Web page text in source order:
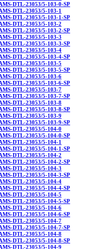
DTL-23053/5-103-0-SP
DTL-23053/5-103-1
DTL-23053/5-103-1-SP
DTL-23053/5-103-2
DTL-23053/5-103-2-SP
DTL-23053/5-103-3
DTL-23053/5-103-3-SP
DTL-23053/5-103-4
DTL-23053/5-103-4-SP
DTL-23053/5-103-5
DTL-23053/5-103-5-SP
DTL-23053/5-103-6
DTL-23053/5-103-6-SP
DTL-23053/5-103-7
DTL-23053/5-103-7-SP
DTL-23053/5-103-8
DTL-23053/5-103-8-SP
DTL-23053/5-103-9
DTL-23053/5-103-9-SP
DTL-23053/5-104-0
DTL-23053/5-104-0-SP
DTL-23053/5-104-1
DTL-23053/5-104-1-SP
DTL-23053/5-104-2
DTL-23053/5-104-2-SP
DTL-23053/5-104-3
DTL-23053/5-104-3-SP
DTL-23053/5-104-4
DTL-23053/5-104-4-SP
DTL-23053/5-104-5
DTL-23053/5-104-5-SP
DTL-23053/5-104-6
DTL-23053/5-104-6-SP
DTL-23053/5-104-7
DTL-23053/5-104-7-SP
DTL-23053/5-104-8
DTL-23053/5-104-8-SP
DTL-23053/5-104-9